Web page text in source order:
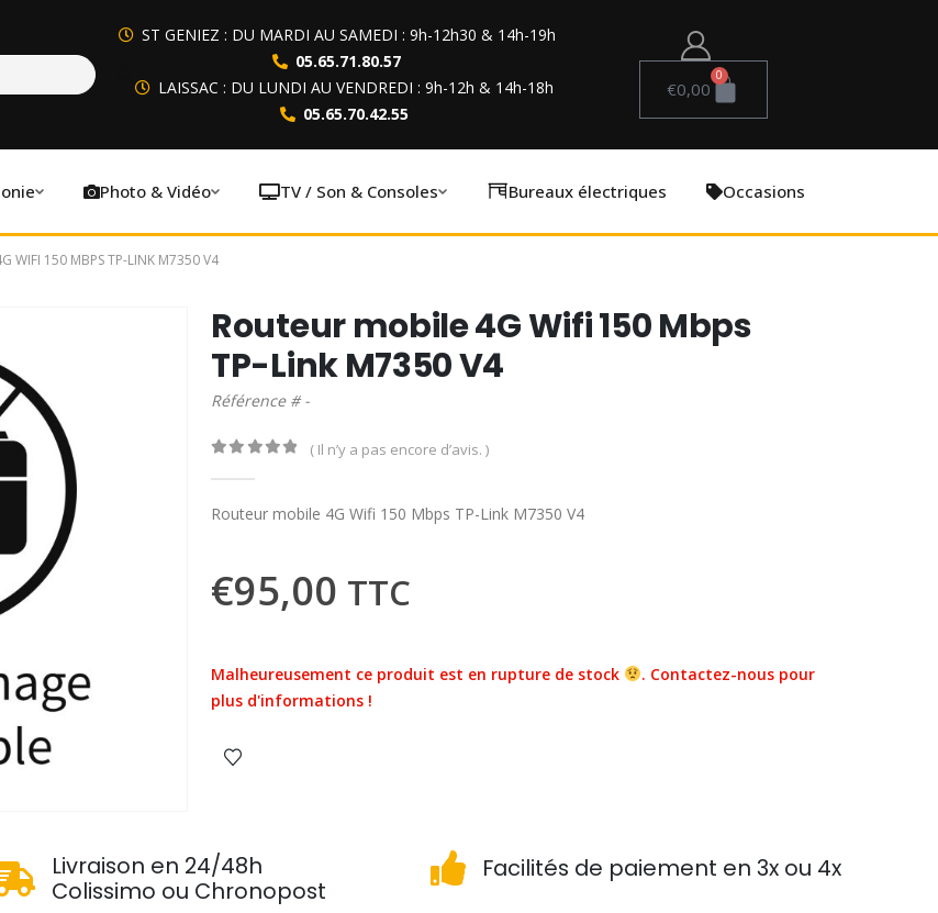
ST GENIEZ : DU MARDI AU SAMEDI : 9h-12h30 & 14h-19h
05.65.71.80.57
LAISSAC : DU LUNDI AU VENDREDI : 9h-12h & 14h-18h
05.65.70.42.55
€0,00
0
Photo & Vidéo TV / Son & Consoles Bureaux électriques Occasions
WIFI 150 MBPS TP-LINK M7350 V4
Routeur mobile 4G Wifi 150 Mbps
TP-Link M7350 V4
Référence # -
( Il n’y a pas encore d’avis. )
Routeur mobile 4G Wifi 150 Mbps TP-Link M7350 V4
€95,00 TTC
Malheureusement ce produit est en rupture de stock
. Contactez-nous pour
plus d'informations !
Livraison en 24/48h
Colissimo ou Chronopost
Facilités de paiement en 3x ou 4x